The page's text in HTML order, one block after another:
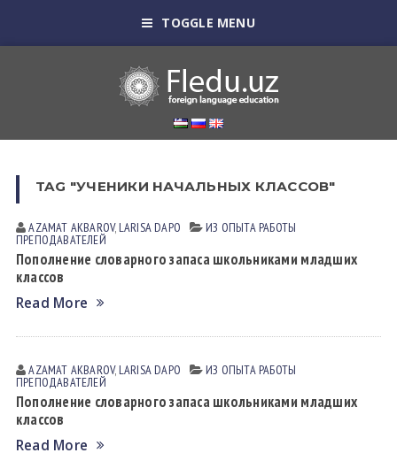
TOGGLE MENU
TAG "УЧЕНИКИ НАЧАЛЬНЫХ КЛАССОВ"
AZAMAT AKBAROV, LARISA DАPO ИЗ ОПЫТА РАБОТЫ
ПРЕПОДАВАТЕЛЕЙ
Пополнение словарного запаса школьниками младших
классов
Read More
AZAMAT AKBAROV, LARISA DАPO ИЗ ОПЫТА РАБОТЫ
ПРЕПОДАВАТЕЛЕЙ
Пополнение словарного запаса школьниками младших
классов
Read More